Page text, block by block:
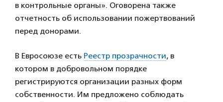
в контрольные органы». Оговорена также
отчетность об использовании пожертвований
перед донорами.
В Евросоюзе есть Реестр прозрачности, в
котором в добровольном порядке
регистрируются организации разных форм
собственности. Им предложено соблюдать